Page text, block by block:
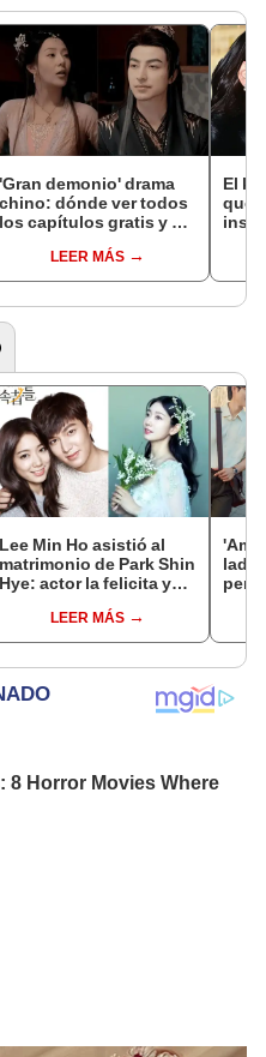
'Gran demonio' drama
chino: dónde ver todos
los capítulos gratis y en
LEER MÁS
El k-
que
Lee Min Ho asistió al
matrimonio de Park Shin
Hye: actor la felicita y
LEER MÁS